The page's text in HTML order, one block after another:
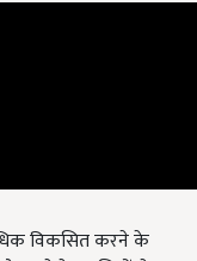
विकसित करने के